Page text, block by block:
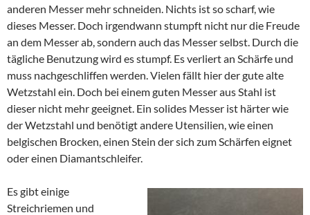
anderen Messer mehr schneiden. Nichts ist so scharf, wie
dieses Messer. Doch irgendwann stumpft nicht nur die Freude
an dem Messer ab, sondern auch das Messer selbst. Durch die
tägliche Benutzung wird es stumpf. Es verliert an Schärfe und
muss nachgeschliffen werden. Vielen fällt hier der gute alte
Wetzstahl ein. Doch bei einem guten Messer aus Stahl ist
dieser nicht mehr geeignet. Ein solides Messer ist härter wie
der Wetzstahl und benötigt andere Utensilien, wie einen
belgischen Brocken, einen Stein der sich zum Schärfen eignet
oder einen Diamantschleifer.
Es gibt einige
Streichriemen und